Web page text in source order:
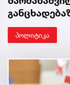
პოლიტიკა